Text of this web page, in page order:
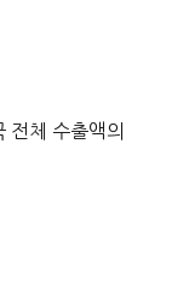
체 수출액의